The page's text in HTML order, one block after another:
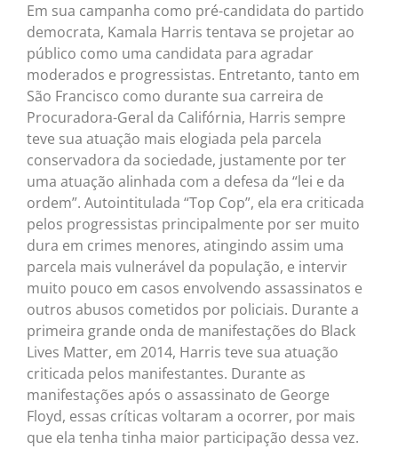
Em sua campanha como pré-candidata do partido
democrata, Kamala Harris tentava se projetar ao
público como uma candidata para agradar
moderados e progressistas. Entretanto, tanto em
São Francisco como durante sua carreira de
Procuradora-Geral da Califórnia, Harris sempre
teve sua atuação mais elogiada pela parcela
conservadora da sociedade, justamente por ter
uma atuação alinhada com a defesa da “lei e da
ordem”. Autointitulada “Top Cop”, ela era criticada
pelos progressistas principalmente por ser muito
dura em crimes menores, atingindo assim uma
parcela mais vulnerável da população, e intervir
muito pouco em casos envolvendo assassinatos e
outros abusos cometidos por policiais. Durante a
primeira grande onda de manifestações do Black
Lives Matter, em 2014, Harris teve sua atuação
criticada pelos manifestantes. Durante as
manifestações após o assassinato de George
Floyd, essas críticas voltaram a ocorrer, por mais
que ela tenha tinha maior participação dessa vez.